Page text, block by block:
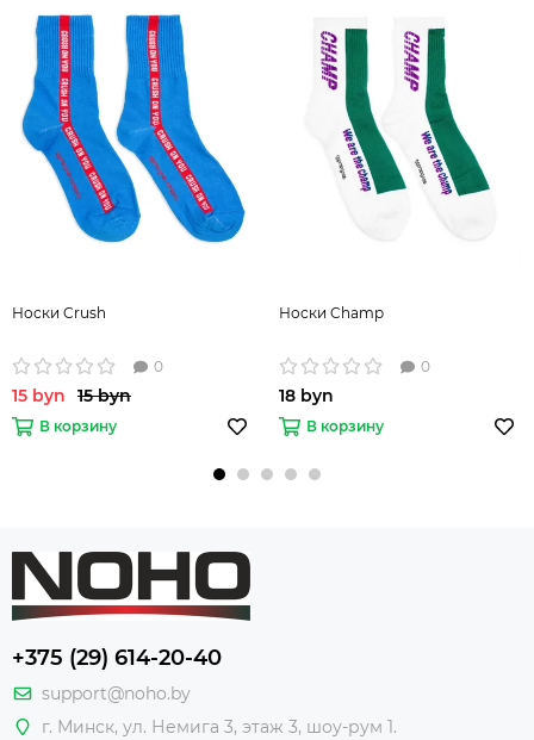
Носки Crush
0
15 byn 15 byn
В корзину
Носки Champ
0
18 byn
В корзину
+375 (29) 614-20-40
support@noho.by
г. Минск, ул. Немига 3, этаж 3, шоу-рум 1.